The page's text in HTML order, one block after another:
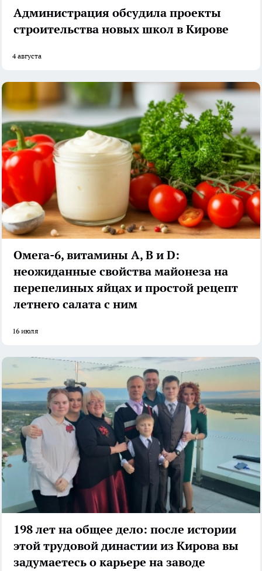
Администрация обсудила проекты
строительства новых школ в Кирове
4 августа
Омега-6, витамины А, В и D:
неожиданные свойства майонеза на
перепелиных яйцах и простой рецепт
летнего салата с ним
16 июля
198 лет на общее дело: после истории
этой трудовой династии из Кирова вы
задумаетесь о карьере на заводе